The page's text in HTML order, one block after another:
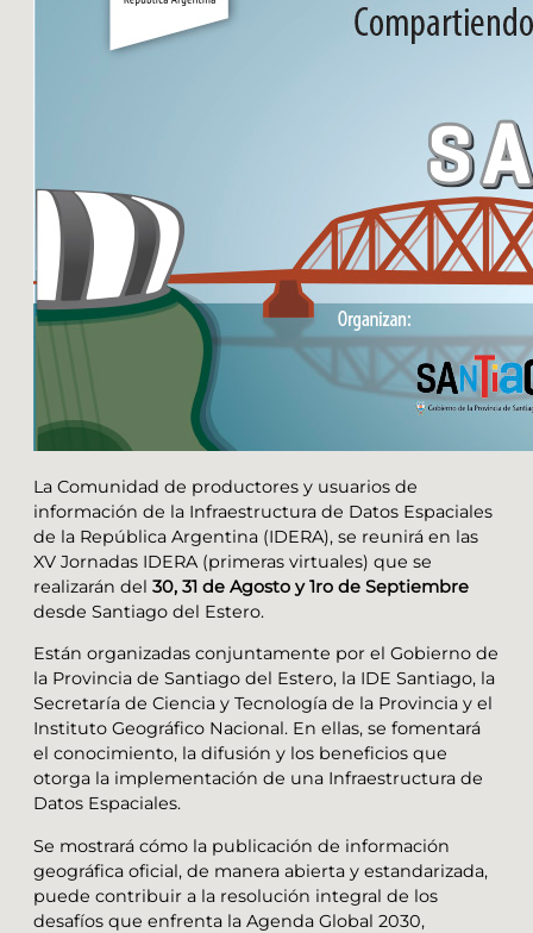
La Comunidad de productores y usuarios de
información de la Infraestructura de Datos Espaciales
de la República Argentina (IDERA), se reunirá en las
XV Jornadas IDERA (primeras virtuales) que se
realizarán del 30, 31 de Agosto y 1ro de Septiembre
desde Santiago del Estero.
Están organizadas conjuntamente por el Gobierno de
la Provincia de Santiago del Estero, la IDE Santiago, la
Secretaría de Ciencia y Tecnología de la Provincia y el
Instituto Geográfico Nacional. En ellas, se fomentará
el conocimiento, la difusión y los beneficios que
otorga la implementación de una Infraestructura de
Datos Espaciales.
Se mostrará cómo la publicación de información
geográfica oficial, de manera abierta y estandarizada,
puede contribuir a la resolución integral de los
desafíos que enfrenta la Agenda Global 2030,